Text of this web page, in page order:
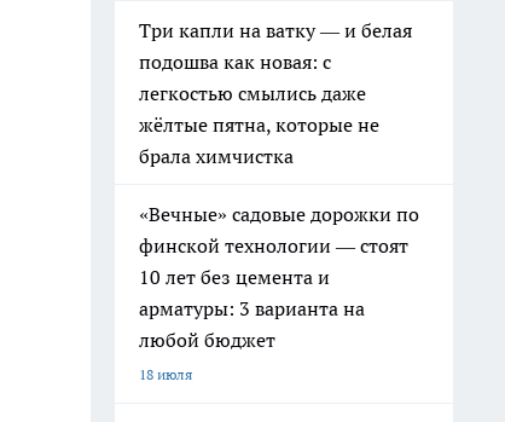
Три капли на ватку — и белая
подошва как новая: с
легкостью смылись даже
жёлтые пятна, которые не
брала химчистка
«Вечные» садовые дорожки по
финской технологии — стоят
10 лет без цемента и
арматуры: 3 варианта на
любой бюджет
18 июля